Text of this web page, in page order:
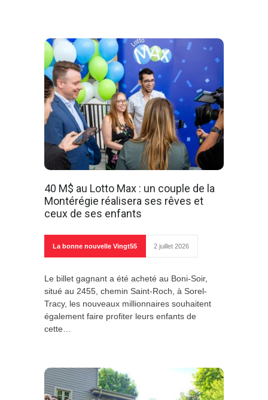
40 M$ au Lotto Max : un couple de la
Montérégie réalisera ses rêves et
ceux de ses enfants
La bonne nouvelle Vingt55 2 juillet 2026
Le billet gagnant a été acheté au Boni-Soir,
situé au 2455, chemin Saint-Roch, à Sorel-
Tracy, les nouveaux millionnaires souhaitent
également faire profiter leurs enfants de
cette…